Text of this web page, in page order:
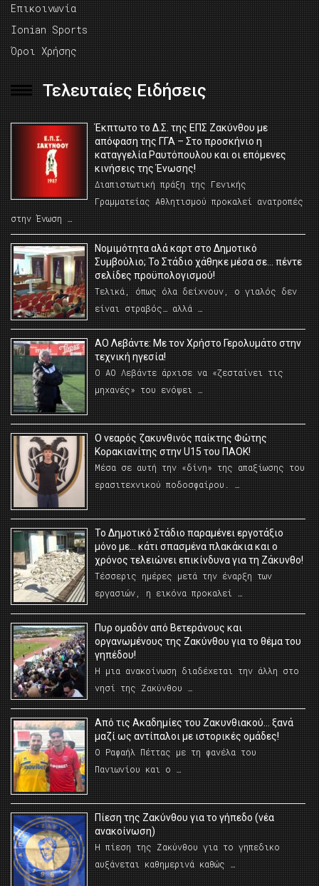
Επικοινωνία
Ionian Sports
Όροι Χρήσης
Τελευταίες Ειδήσεις
Έκπτωτο το Δ.Σ. της ΕΠΣ Ζακύνθου με
απόφαση της ΓΓΑ – Στο προσκήνιο η
καταγγελία Ραυτόπουλου και οι επόμενες
κινήσεις της Ένωσης!
Διαπιστωτική πράξη της Γενικής
Γραμματείας Αθλητισμού προκαλεί ανατροπές
στην Ένωση …
Νομιμότητα αλά καρτ στο Δημοτικό
Συμβούλιο; Το Στάδιο χάθηκε μέσα σε… πέντε
σελίδες προϋπολογισμού!
Τελικά, όπως όλα δείχνουν, ο γιαλός δεν
είναι στραβός… αλλά …
ΑΟ Λεβάντε: Με τον Χρήστο Γερολυμάτο στην
τεχνική ηγεσία!
Ο ΑΟ Λεβάντε άρχισε να «ζεσταίνει τις
μηχανές» του ενόψει …
O νεαρός ζακυνθινός παίκτης Φώτης
Κορακιανίτης στην U15 του ΠΑΟΚ!
Μέσα σε αυτή την «δίνη» της απαξίωσης του
ερασιτεχνικού ποδοσφαίρου. …
Το Δημοτικό Στάδιο παραμένει εργοτάξιο
μόνο με… κάτι σπασμένα πλακάκια και ο
χρόνος τελειώνει επικίνδυνα για τη Ζάκυνθο!
Τέσσερις ημέρες μετά την έναρξη των
εργασιών, η εικόνα προκαλεί …
Πυρ ομαδόν από Βετεράνους και
οργανωμένους της Ζακύνθου για το θέμα του
γηπέδου!
Η μια ανακοίνωση διαδέχεται την άλλη στο
νησί της Ζακύνθου …
Από τις Ακαδημίες του Ζακυνθιακού… ξανά
μαζί ως αντίπαλοι με ιστορικές ομάδες!
Ο Ραφαήλ Πέττας με τη φανέλα του
Πανιωνίου και ο …
Πίεση της Ζακύνθου για το γήπεδο (νέα
ανακοίνωση)
Η πίεση της Ζακύνθου για το γηπεδικο
αυξάνεται καθημερινά καθώς …